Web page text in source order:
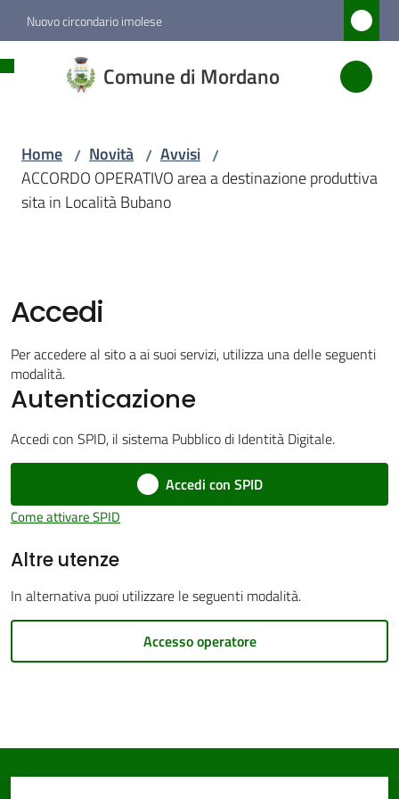
Vai al contenuto
Vai alla navigazione
Vai al footer
Nuovo circondario imolese
Comune di Mordano
di
Amministrazione
Servizi
Vivere
Mordano
PNRR
Servizi
on-
line
Tutti
Home / Novità / Avvisi /
ACCORDO OPERATIVO area a destinazione produttiva
sita in Località Bubano
Accedi
Per accedere al sito a ai suoi servizi, utilizza una delle seguenti
modalità.
Autenticazione
Accedi con SPID, il sistema Pubblico di Identità Digitale.
Accedi con SPID
Come attivare SPID
Altre utenze
In alternativa puoi utilizzare le seguenti modalità.
Accesso operatore